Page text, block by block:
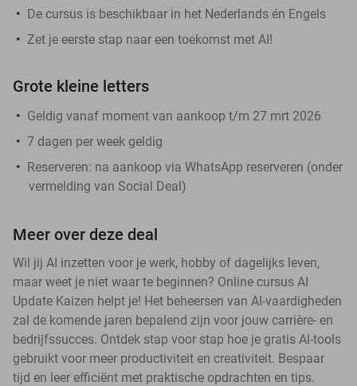
De cursus is beschikbaar in het Nederlands én Engels
Zet je eerste stap naar een toekomst met AI!
Grote kleine letters
Geldig vanaf moment van aankoop t/m 27 mrt 2026
7 dagen per week geldig
Reserveren: na aankoop via WhatsApp reserveren (onder
vermelding van Social Deal)
Meer over deze deal
Wil jij AI inzetten voor je werk, hobby of dagelijks leven,
maar weet je niet waar te beginnen? Online cursus AI
Update Kaizen helpt je! Het beheersen van AI-vaardigheden
zal de komende jaren bepalend zijn voor jouw carrière- en
bedrijfssucces. Ontdek stap voor stap hoe je gratis AI-tools
gebruikt voor meer productiviteit en creativiteit. Bespaar
tijd en leer efficiënt met praktische opdrachten en tips.